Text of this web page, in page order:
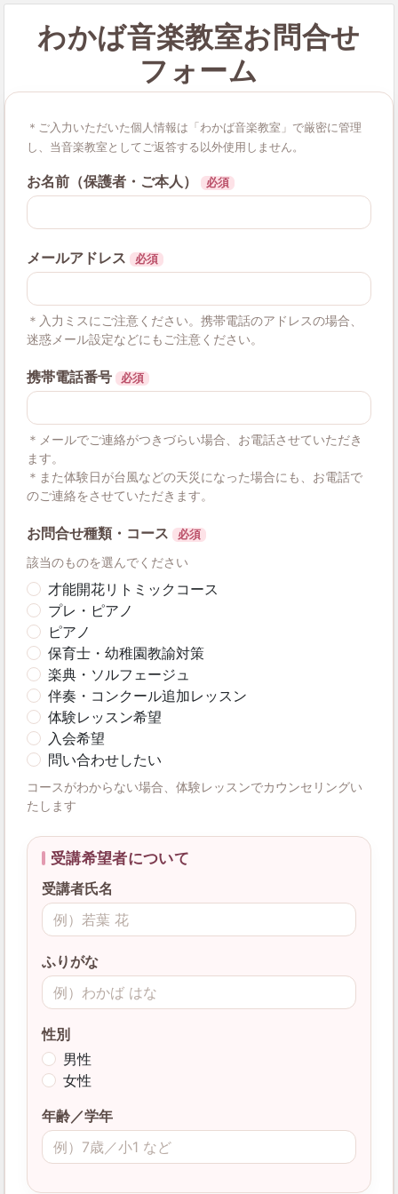
わかば音楽教室お問合せ
フォーム
＊ご入力いただいた個人情報は「わかば音楽教室」で厳密に管理
し、当音楽教室としてご返答する以外使用しません。
お名前（保護者・ご本人） 必須
メールアドレス 必須
＊入力ミスにご注意ください。携帯電話のアドレスの場合、
迷惑メール設定などにもご注意ください。
携帯電話番号 必須
＊メールでご連絡がつきづらい場合、お電話させていただき
ます。
＊また体験日が台風などの天災になった場合にも、お電話で
のご連絡をさせていただきます。
お問合せ種類・コース 必須
該当のものを選んでください
才能開花リトミックコース
プレ・ピアノ
ピアノ
保育士・幼稚園教諭対策
楽典・ソルフェージュ
伴奏・コンクール追加レッスン
体験レッスン希望
入会希望
問い合わせしたい
コースがわからない場合、体験レッスンでカウンセリングい
たします
受講希望者について
受講者氏名
ふりがな
性別
男性
女性
年齢／学年